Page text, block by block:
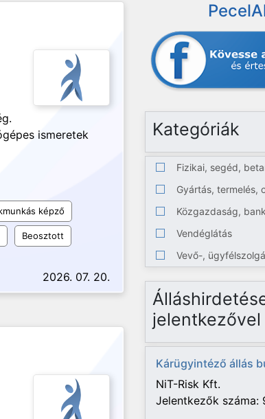
ismeretek
képző
Beosztott
2026. 07. 20.
Kategóriák
Fizikai, segéd,
Gyártás, termelés,
Közgazdaság,
Vendéglátás
Vevő-,
jelentkezővel
Kárügyintéző állás
NiT-Risk Kft.
Jelentkezők száma: